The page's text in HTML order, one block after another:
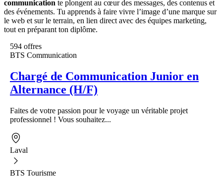
communication te plongent au cœur des messages, des contenus et
des événements. Tu apprends à faire vivre l’image d’une marque sur
le web et sur le terrain, en lien direct avec des équipes marketing,
tout en préparant ton diplôme.
594 offres
BTS Communication
Chargé de Communication Junior en
Alternance (H/F)
Faites de votre passion pour le voyage un véritable projet
professionnel ! Vous souhaitez...
Laval
BTS Tourisme